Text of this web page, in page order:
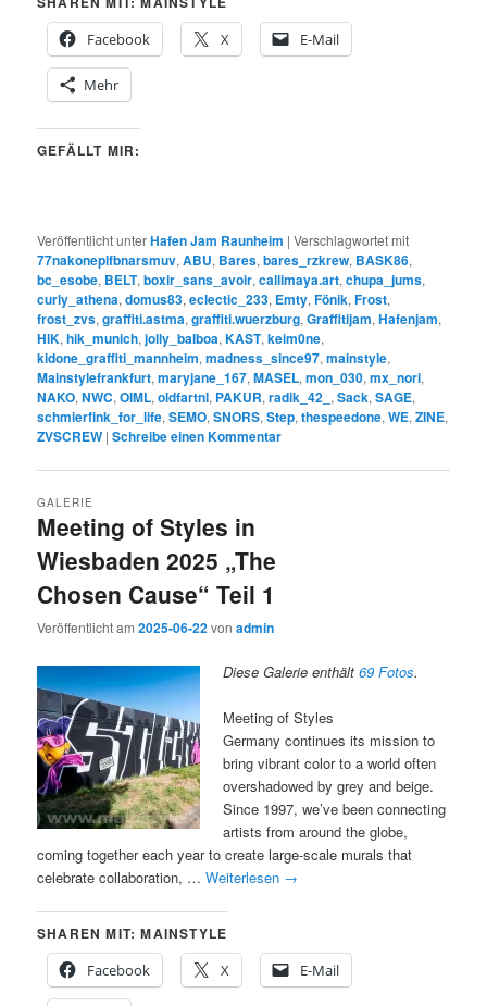
Facebook
X E-Mail
Mehr
GEFÄLLT MIR:
Veröffentlicht unterHafen Jam Raunheim |Verschlagwortet mit
77nakoneplfbnarsmuv,ABU, Bares,bares_rzkrew, BASK86,
bc_esobe, BELT,boxir_sans_avoir,callimaya.art,chupa_jums,
curly_athena,domus83,eclectic_233, Emty,Fönik,Frost,
frost_zvs,graffiti.astma,graffiti.wuerzburg,Graffitijam,Hafenjam,
HIK,hik_munich,jolly_balboa,KAST,keim0ne,
kidone_graffiti_mannheim,madness_since97,mainstyle,
Mainstylefrankfurt,maryjane_167,MASEL,mon_030,mx_nori,
NAKO,NWC,OIML,oldfartnl, PAKUR,radik_42_ ,Sack,SAGE,
schmierfink_for_life,SEMO,SNORS,Step,thespeedone,WE,ZINE,
ZVSCREW |Schreibe einen Kommentar
Meeting of Styles in
Wiesbaden 2025 „The
Chosen Cause“ Teil 1
GALERIE
Veröffentlicht am2025-06-22vonadmin
Diese Galerie enthält69 Fotos.
Meeting of Styles
Germany continues its mission to
bring vibrant color to a world often
overshadowed by grey and beige.
Since 1997, we’ve been connecting
artists from around the globe,
coming together each year to create large-scale murals that
celebrate collaboration, …Weiterlesen →
SHAREN MIT: MAINSTYLE
Facebook
X E-Mail